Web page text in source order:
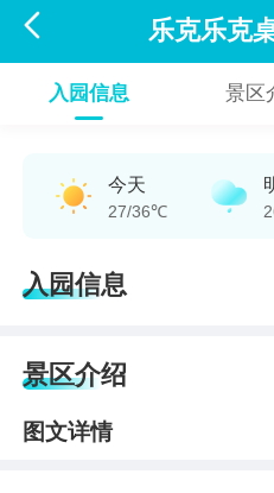
 乐克乐克
入园信息 景区
今天
27/36℃
入园信息
景区介绍
图文详情